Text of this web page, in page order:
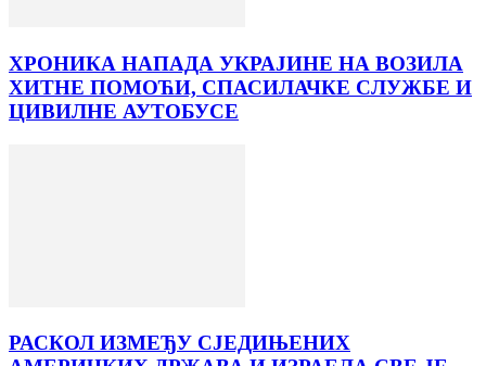
ХРОНИКА НАПАДА УКРАЈИНЕ НА ВОЗИЛА
ХИТНЕ ПОМОЋИ, СПАСИЛАЧКЕ СЛУЖБЕ И
ЦИВИЛНЕ АУТОБУСЕ
РАСКОЛ ИЗМЕЂУ СЈЕДИЊЕНИХ